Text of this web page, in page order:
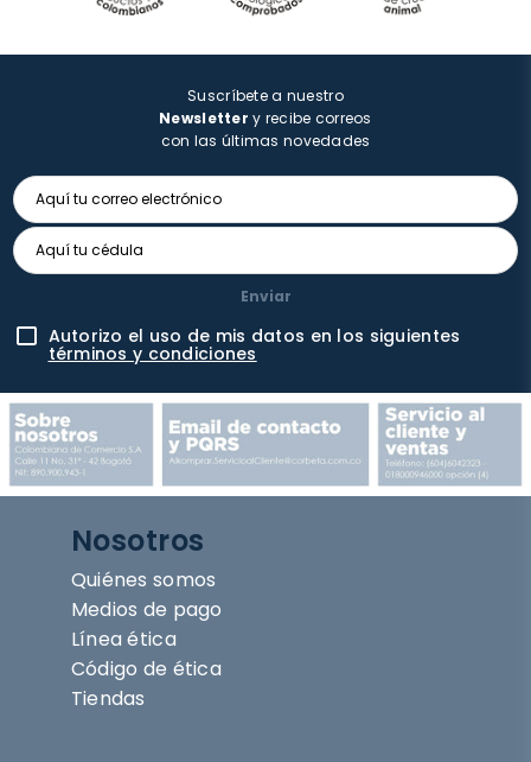
Suscríbete a nuestro
Newsletter y recibe correos
con las últimas novedades
Enviar
Autorizo el uso de mis datos en los siguientes
términos y condiciones
Nosotros
Quiénes somos
Medios de pago
Línea ética
Código de ética
Tiendas